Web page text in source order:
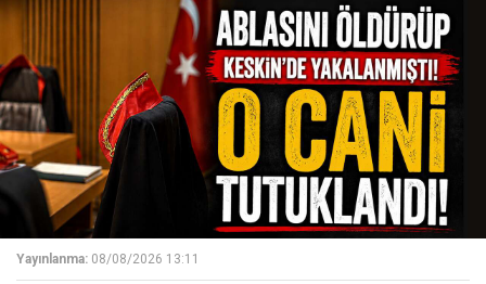
Yayınlanma: 08/08/2026 13:11